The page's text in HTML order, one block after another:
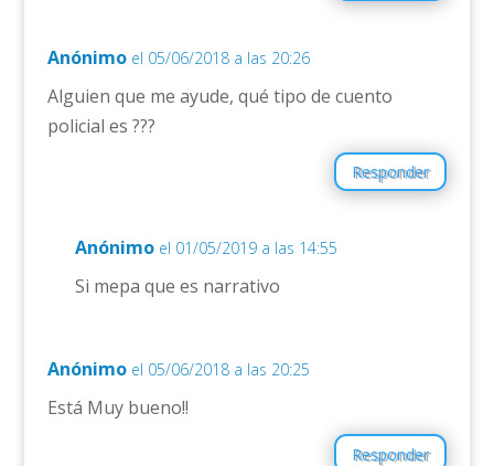
Anónimo el 05/06/2018 a las 20:26
Alguien que me ayude, qué tipo de cuento
policial es ???
Responder
Anónimo el 01/05/2019 a las 14:55
Si mepa que es narrativo
Anónimo el 05/06/2018 a las 20:25
Está Muy bueno!!
Responder